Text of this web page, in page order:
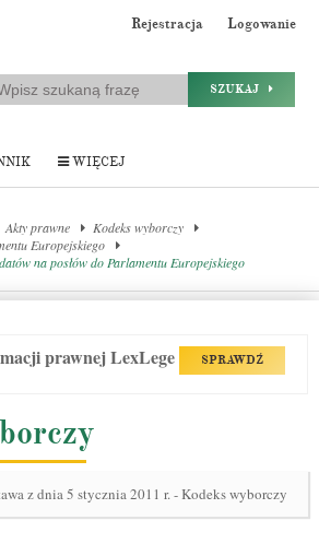
Rejestracja Logowanie
SZUKAJ
WIĘCEJ
Akty prawne
Kodeks wyborczy
Europejskiego
na posłów do Parlamentu Europejskiego
prawnej LexLege SPRAWDŹ
z dnia 5 stycznia 2011 r. - Kodeks wyborczy